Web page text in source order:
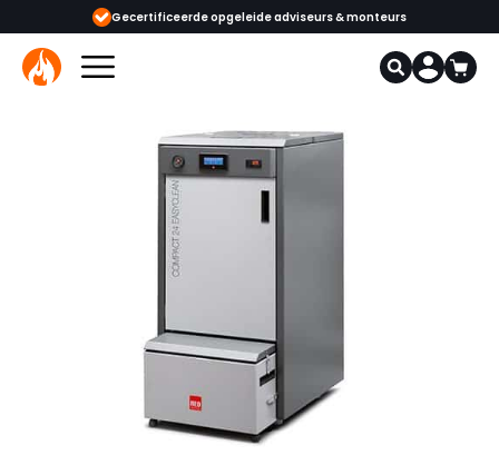
Gecertificeerde opgeleide adviseurs & monteurs 1000+ kachels en